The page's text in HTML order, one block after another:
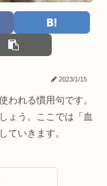
2023/1/15
われる慣用句です。
ょう。ここでは「血
ていきます。